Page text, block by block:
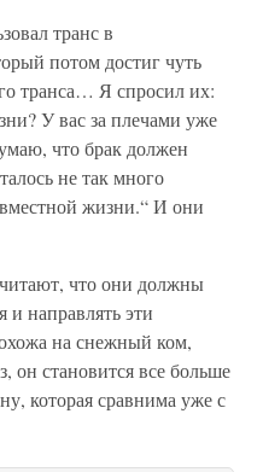
транс в
потом достиг чуть
транса… Я спросил их:
У вас за плечами уже
что брак должен
не так много
жизни.“ И они
что они должны
и направлять эти
на снежный ком,
он становится все больше
которая сравнима уже с